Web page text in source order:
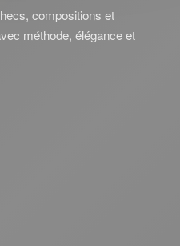
compositions et
méthode, élégance et